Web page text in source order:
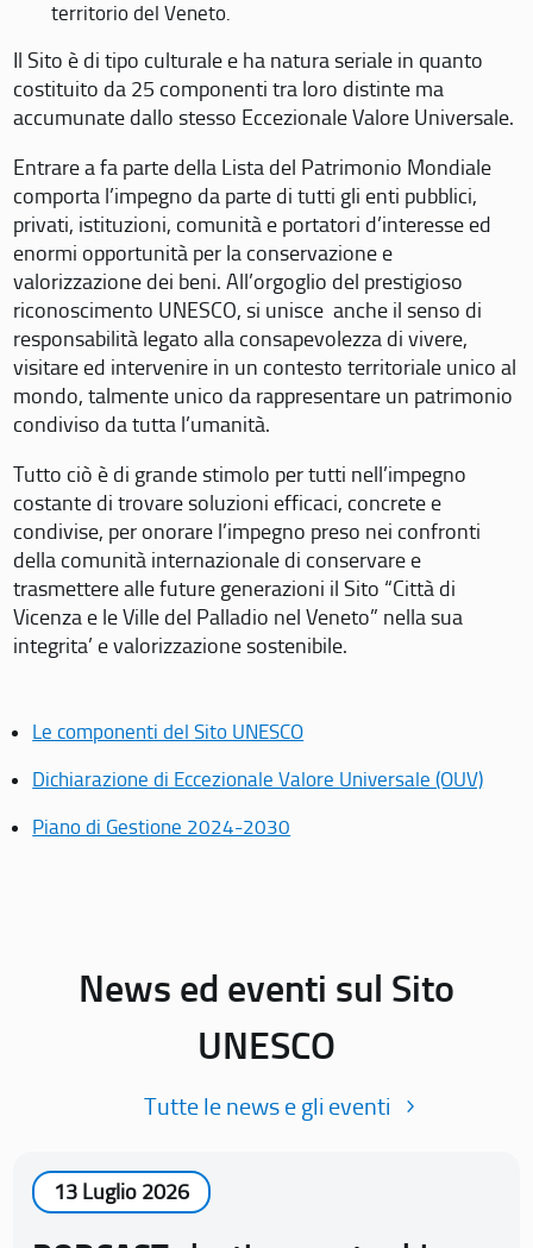
territorio del Veneto.
Il Sito è di tipo culturale e ha natura seriale in quanto
costituito da 25 componenti tra loro distinte ma
accumunate dallo stesso Eccezionale Valore Universale.
Entrare a fa parte della Lista del Patrimonio Mondiale
comporta l’impegno da parte di tutti gli enti pubblici,
privati, istituzioni, comunità e portatori d’interesse ed
enormi opportunità per la conservazione e
valorizzazione dei beni. All’orgoglio del prestigioso
riconoscimento UNESCO, si unisce anche il senso di
responsabilità legato alla consapevolezza di vivere,
visitare ed intervenire in un contesto territoriale unico al
mondo, talmente unico da rappresentare un patrimonio
condiviso da tutta l’umanità.
Tutto ciò è di grande stimolo per tutti nell’impegno
costante di trovare soluzioni efficaci, concrete e
condivise, per onorare l’impegno preso nei confronti
della comunità internazionale di conservare e
trasmettere alle future generazioni il Sito “Città di
Vicenza e le Ville del Palladio nel Veneto” nella sua
integrita’ e valorizzazione sostenibile.
Le componenti del Sito UNESCO
Dichiarazione di Eccezionale Valore Universale (OUV)
Piano di Gestione 2024-2030
News ed eventi sul Sito
UNESCO
Tutte le news e gli eventi
13 Luglio 2026